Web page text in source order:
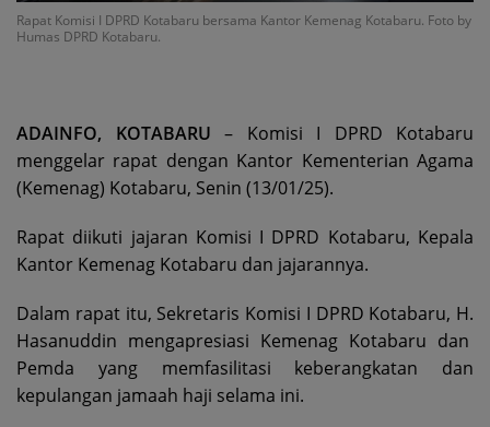
Rapat Komisi I DPRD Kotabaru bersama Kantor Kemenag Kotabaru. Foto by
Humas DPRD Kotabaru.
ADAINFO, KOTABARU – Komisi I DPRD Kotabaru
menggelar rapat dengan Kantor Kementerian Agama
(Kemenag) Kotabaru, Senin (13/01/25).
Rapat diikuti jajaran Komisi I DPRD Kotabaru, Kepala
Kantor Kemenag Kotabaru dan jajarannya.
Dalam rapat itu, Sekretaris Komisi I DPRD Kotabaru, H.
Hasanuddin mengapresiasi Kemenag Kotabaru dan
Pemda yang memfasilitasi keberangkatan dan
kepulangan jamaah haji selama ini.